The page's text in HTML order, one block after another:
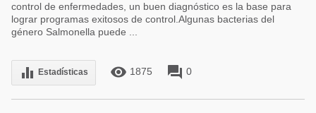
control de enfermedades, un buen diagnóstico es la base para
lograr programas exitosos de control.Algunas bacterias del
género Salmonella puede ...
equalizer Estadísticas remove_red_eye 1875 forum 0